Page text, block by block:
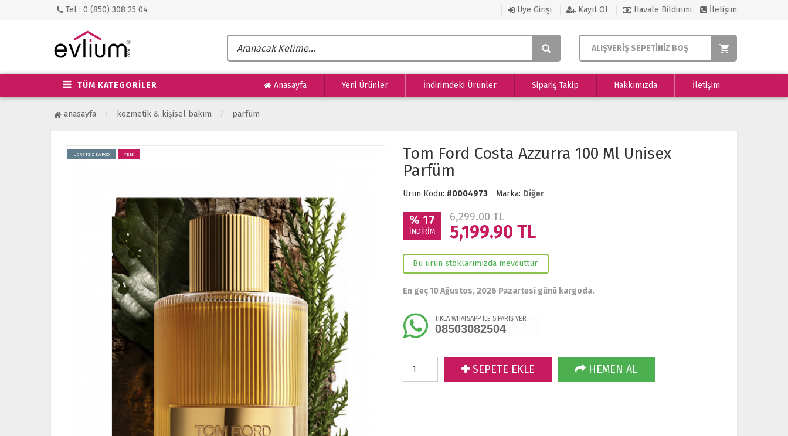
Tel : 0 (850) 308 25 04 Üye Girişi Kayıt Ol Havale Bildirimi İletişim
ALIŞVERİŞ SEPETİNİZ BOŞ
TÜM KATEGORİLER Anasayfa Yeni Ürünler İndirimdeki Ürünler Sipariş Takip Hakkımızda İletişim
anasayfa kozmeti̇k & ki̇şi̇sel bakim parfüm
ÜCRETSİZ KARGO YENİ
Tom Ford Costa Azzurra 100 Ml Unisex
Parfüm
Ürün Kodu: #0004973 Marka: Diğer
% 17
İNDİRİM
6,299.00 TL
5,199.90 TL
Bu ürün stoklarımızda mevcuttur.
En geç 10 Ağustos, 2026 Pazartesi günü kargoda.
TIKLA WHATSAPP İLE SİPARİŞ VER
08503082504
SEPETE EKLE HEMEN AL